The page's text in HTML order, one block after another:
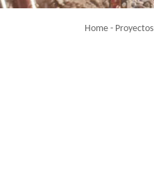
Home - Proyectos